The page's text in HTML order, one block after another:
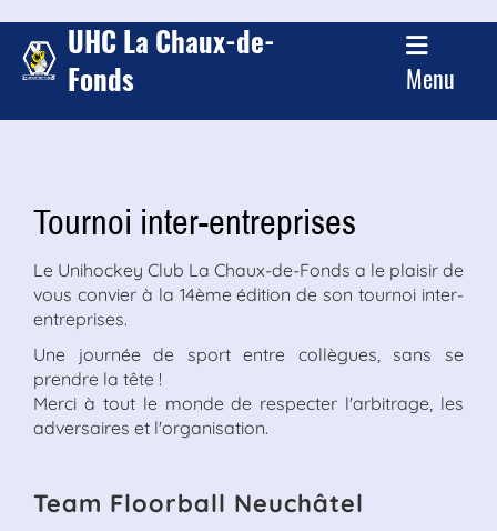
UHC La Chaux-de-
Fonds
Menu
Tournoi inter-entreprises
Le Unihockey Club La Chaux-de-Fonds a le plaisir de
vous convier à la 14ème édition de son tournoi inter-
entreprises.
Une journée de sport entre collègues, sans se
prendre la tête !
Merci à tout le monde de respecter l'arbitrage, les
adversaires et l'organisation.
Team Floorball Neuchâtel